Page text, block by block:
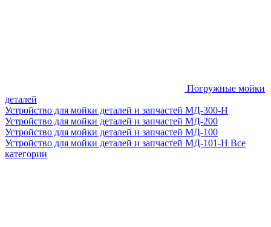
Погружные мойки
деталей
Устройство для мойки деталей и запчастей МД-300-H
Устройство для мойки деталей и запчастей МД-200
Устройство для мойки деталей и запчастей МД-100
Устройство для мойки деталей и запчастей МД-101-Н Все
категории